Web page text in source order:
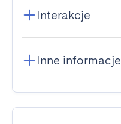
Interakcje
Inne informacje